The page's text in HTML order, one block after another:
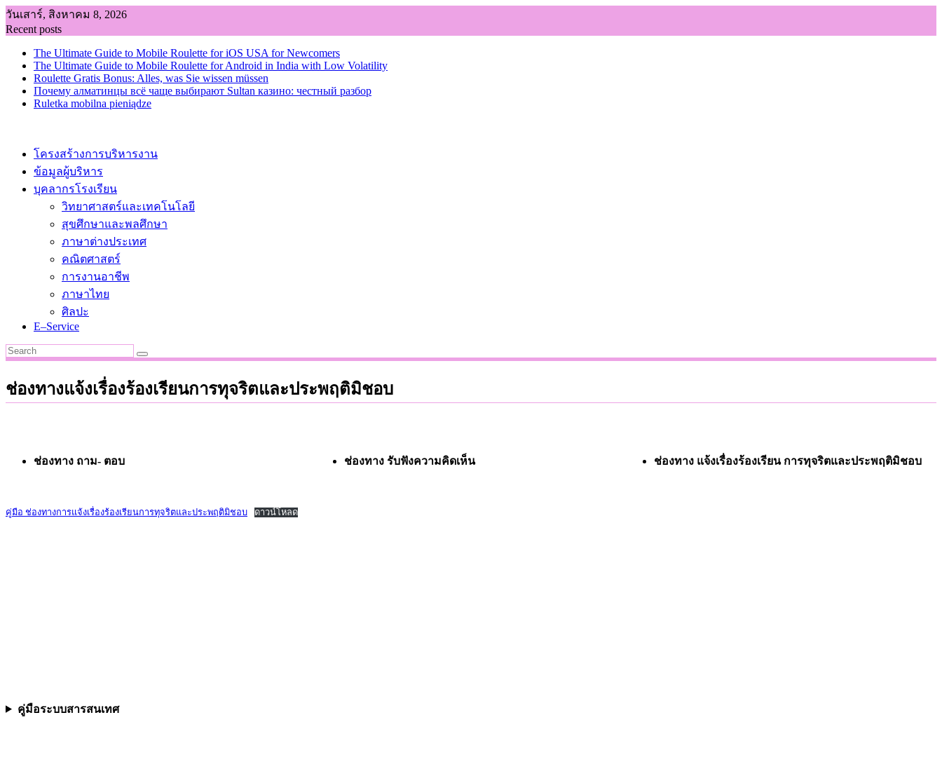
Skip
to
content
วันเสาร์, สิงหาคม 8, 2026
Recent posts
The Ultimate Guide to Mobile Roulette for iOS USA for Newcomers
The Ultimate Guide to Mobile Roulette for Android in India with Low Volatility
Roulette Gratis Bonus: Alles, was Sie wissen müssen
Почему алматинцы всё чаще выбирают Sultan казино: честный разбор
Ruletka mobilna pieniądze
โครงสร้างการบริหารงาน
ข้อมูลผู้บริหาร
บุคลากรโรงเรียน
วิทยาศาสตร์และเทคโนโลยี
สุขศึกษาและพลศึกษา
ภาษาต่างประเทศ
คณิตศาสตร์
การงานอาชีพ
ภาษาไทย
ศิลปะ
E–Service
ช่องทางแจ้งเรื่องร้องเรียนการทุจริตและประพฤติมิชอบ
ช่องทาง ถาม- ตอบ ช่องทาง รับฟังความคิดเห็น ช่องทาง แจ้งเรื่องร้องเรียน การทุจริตและประพฤติมิชอบ
คู่มือ ช่องทางการแจ้งเรื่องร้องเรียนการทุจริตและประพฤติมิชอบ ดาวน์โหลด
คู่มือระบบสารสนเทศ